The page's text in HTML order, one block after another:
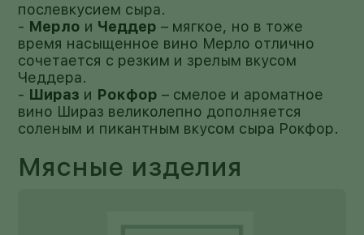
послевкусием сыра.
- Мерло и Чеддер – мягкое, но в тоже
время насыщенное вино Мерло отлично
сочетается с резким и зрелым вкусом
Чеддера.
- Шираз и Рокфор – смелое и ароматное
вино Шираз великолепно дополняется
соленым и пикантным вкусом сыра Рокфор.
Мясные изделия